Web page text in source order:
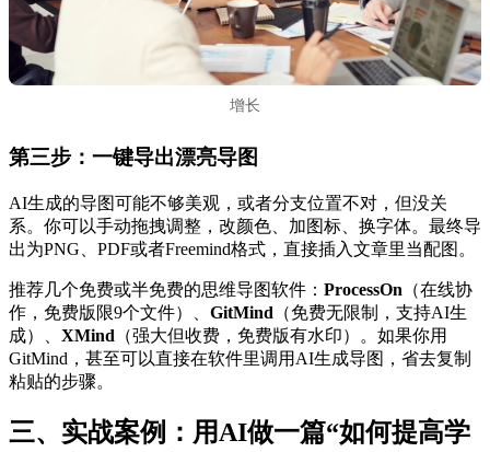
增长
第三步：一键导出漂亮导图
AI生成的导图可能不够美观，或者分支位置不对，但没关
系。你可以手动拖拽调整，改颜色、加图标、换字体。最终导
出为PNG、PDF或者Freemind格式，直接插入文章里当配图。
推荐几个免费或半免费的思维导图软件： ProcessOn （在线协
作，免费版限9个文件）、 GitMind （免费无限制，支持AI生
成）、 XMind （强大但收费，免费版有水印）。如果你用
GitMind，甚至可以直接在软件里调用AI生成导图，省去复制
粘贴的步骤。
三、实战案例：用AI做一篇“如何提高学